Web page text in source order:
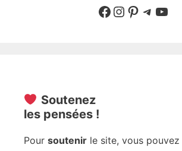
Suivre sur Facebook
Suivre sur Instagram
Pinterest
Sur
Soutenez
les pensées !
Pour soutenir le site, vous